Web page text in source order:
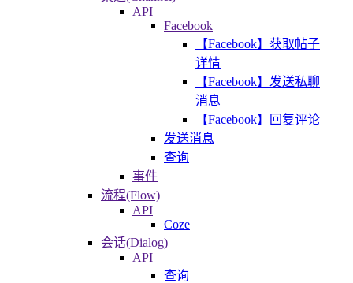
API
Facebook
【Facebook】获取帖子
详情
【Facebook】发送私聊
消息
【Facebook】回复评论
发送消息
查询
事件
流程(Flow)
API
Coze
会话(Dialog)
API
查询